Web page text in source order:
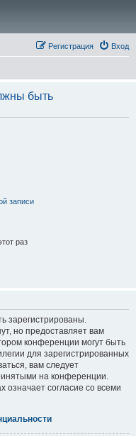
Вход
Регистрация
быть
записи
раз
зарегистрированы.
но предоставляет вам
конференции могут быть
для зарегистрированных
вам следует
на конференции.
означает согласие со всеми